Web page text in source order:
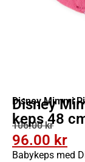
Disney Mimmi
Disney
keps 48
106.00kr
96.00 kr
Babykeps med